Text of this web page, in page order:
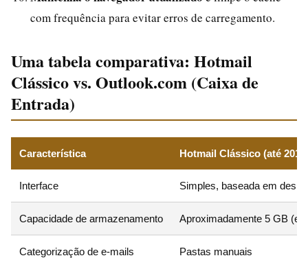
com frequência para evitar erros de carregamento.
Uma tabela comparativa: Hotmail
Clássico vs. Outlook.com (Caixa de
Entrada)
Característica Hotmail Clássico (até
Interface Simples, baseada em
Capacidade de armazenamento Aproximadamente 5 GB
Categorização de e-mails Pastas manuais